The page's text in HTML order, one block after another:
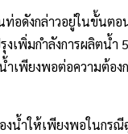
ท่อดังกล่าวอยู่ในขั้นตอ
งเพิ่มกำลังการผลิตน้ำ
ำเพียงพอต่อความต้อง
งน้ำให้เพียงพอในกร